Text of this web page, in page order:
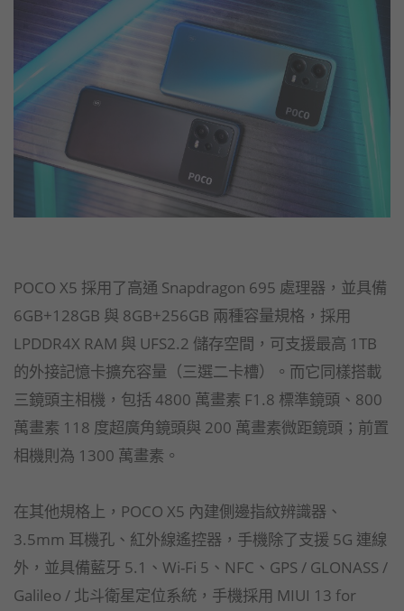
POCO X5 採用了高通 Snapdragon 695 處理器，並具備
6GB+128GB 與 8GB+256GB 兩種容量規格，採用
LPDDR4X RAM 與 UFS2.2 儲存空間，可支援最高 1TB
的外接記憶卡擴充容量（三選二卡槽）。而它同樣搭載
三鏡頭主相機，包括 4800 萬畫素 F1.8 標準鏡頭、800
萬畫素 118 度超廣角鏡頭與 200 萬畫素微距鏡頭；前置
相機則為 1300 萬畫素。
在其他規格上，POCO X5 內建側邊指紋辨識器、
3.5mm 耳機孔、紅外線遙控器，手機除了支援 5G 連線
外，並具備藍牙 5.1、Wi-Fi 5、NFC、GPS / GLONASS /
Galileo / 北斗衛星定位系統，手機採用 MIUI 13 for